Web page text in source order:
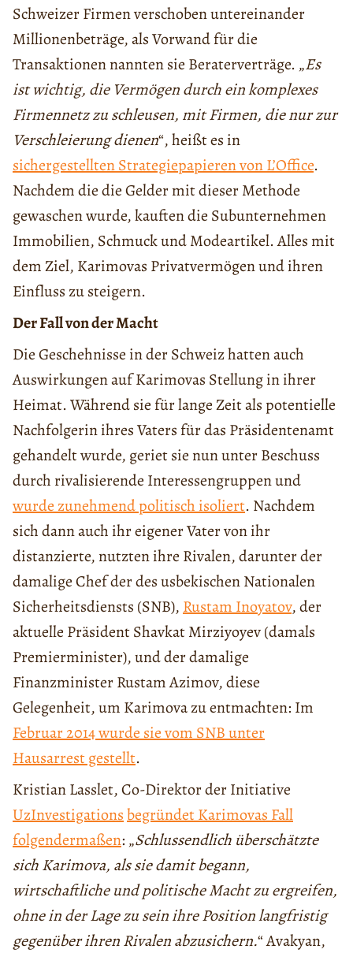
Schweizer Firmen verschoben untereinander
Millionenbeträge, als Vorwand für die
Transaktionen nannten sie Beraterverträge. „Es
ist wichtig, die Vermögen durch ein komplexes
Firmennetz zu schleusen, mit Firmen, die nur zur
Verschleierung dienen“, heißt es in
sichergestellten Strategiepapieren von L’Office.
Nachdem die die Gelder mit dieser Methode
gewaschen wurde, kauften die Subunternehmen
Immobilien, Schmuck und Modeartikel. Alles mit
dem Ziel, Karimovas Privatvermögen und ihren
Einfluss zu steigern.
Der Fall von der Macht
Die Geschehnisse in der Schweiz hatten auch
Auswirkungen auf Karimovas Stellung in ihrer
Heimat. Während sie für lange Zeit als potentielle
Nachfolgerin ihres Vaters für das Präsidentenamt
gehandelt wurde, geriet sie nun unter Beschuss
durch rivalisierende Interessengruppen und
wurde zunehmend politisch isoliert. Nachdem
sich dann auch ihr eigener Vater von ihr
distanzierte, nutzten ihre Rivalen, darunter der
damalige Chef der des usbekischen Nationalen
Sicherheitsdiensts (SNB), Rustam Inoyatov, der
aktuelle Präsident Shavkat Mirziyoyev (damals
Premierminister), und der damalige
Finanzminister Rustam Azimov, diese
Gelegenheit, um Karimova zu entmachten: Im
Februar 2014 wurde sie vom SNB unter
Hausarrest gestellt.
Kristian Lasslet, Co-Direktor der Initiative
UzInvestigationsbegründet Karimovas Fall
folgendermaßen: „Schlussendlich überschätzte
sich Karimova, als sie damit begann,
wirtschaftliche und politische Macht zu ergreifen,
ohne in der Lage zu sein ihre Position langfristig
gegenüber ihren Rivalen abzusichern.“ Avakyan,